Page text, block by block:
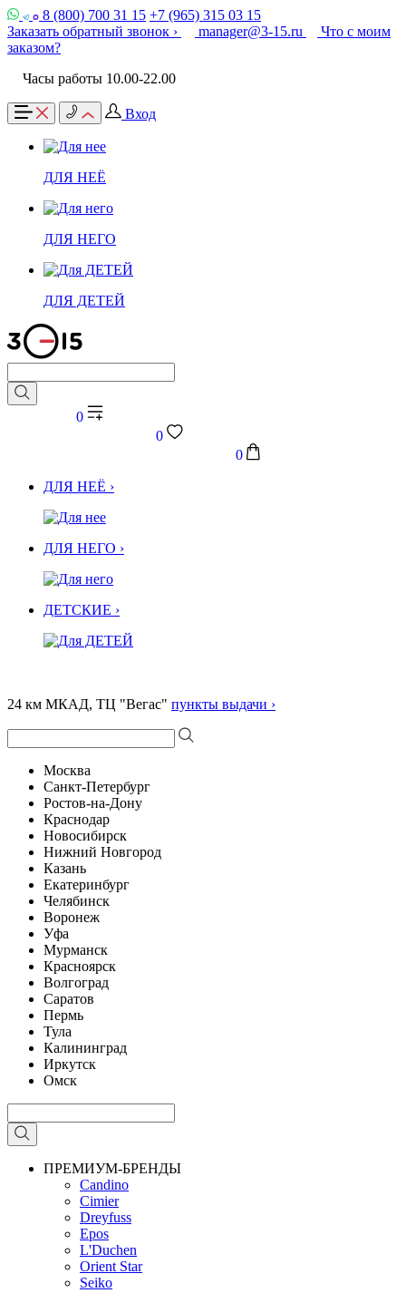
8 (800) 700 31 15 +7 (965) 315 03 15
Заказать обратный звонок ›
manager@3-15.ru
Что с моим
заказом?
Часы работы 10.00-22.00
Вход
ДЛЯ НЕЁ
ДЛЯ НЕГО
ДЛЯ ДЕТЕЙ
0
0
0
ДЛЯ НЕЁ ›
ДЛЯ НЕГО ›
ДЕТСКИЕ ›
24 км МКАД, ТЦ "Вегас" пункты выдачи ›
Москва
Санкт-Петербург
Ростов-на-Дону
Краснодар
Новосибирск
Нижний Новгород
Казань
Екатеринбург
Челябинск
Воронеж
Уфа
Мурманск
Красноярск
Волгоград
Саратов
Пермь
Тула
Калининград
Иркутск
Омск
ПРЕМИУМ-БРЕНДЫ
Candino
Cimier
Dreyfuss
Epos
L'Duchen
Orient Star
Seiko